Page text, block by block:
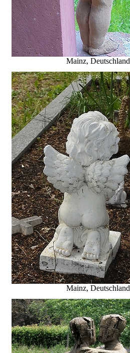
Mainz, Deutschland
Mainz, Deutschland